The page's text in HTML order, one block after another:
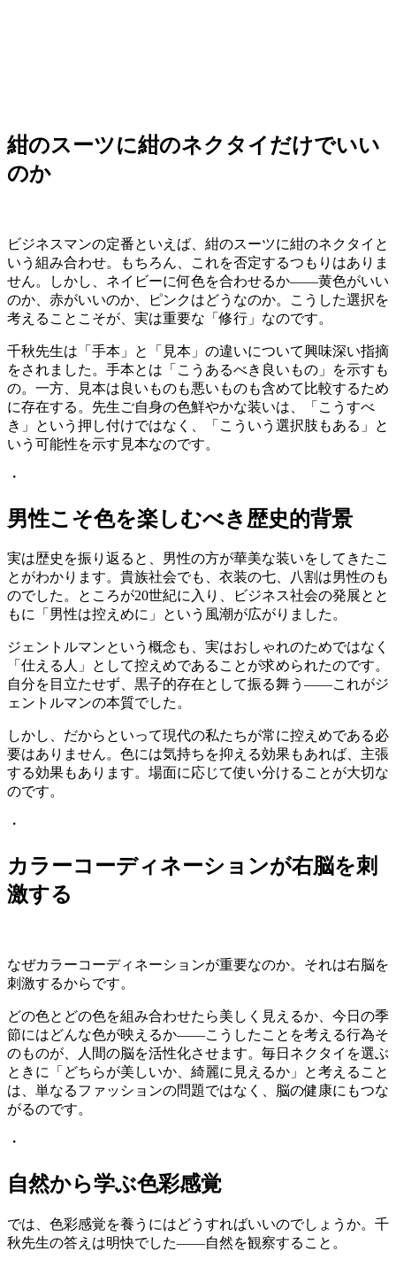
紺のスーツに紺のネクタイだけでいい
のか
ビジネスマンの定番といえば、紺のスーツに紺のネクタイと
いう組み合わせ。もちろん、これを否定するつもりはありま
せん。しかし、ネイビーに何色を合わせるか——黄色がいい
のか、赤がいいのか、ピンクはどうなのか。こうした選択を
考えることこそが、実は重要な「修行」なのです。
千秋先生は「手本」と「見本」の違いについて興味深い指摘
をされました。手本とは「こうあるべき良いもの」を示すも
の。一方、見本は良いものも悪いものも含めて比較するため
に存在する。先生ご自身の色鮮やかな装いは、「こうすべ
き」という押し付けではなく、「こういう選択肢もある」と
いう可能性を示す見本なのです。
・
男性こそ色を楽しむべき歴史的背景
実は歴史を振り返ると、男性の方が華美な装いをしてきたこ
とがわかります。貴族社会でも、衣装の七、八割は男性のも
のでした。ところが20世紀に入り、ビジネス社会の発展とと
もに「男性は控えめに」という風潮が広がりました。
ジェントルマンという概念も、実はおしゃれのためではなく
「仕える人」として控えめであることが求められたのです。
自分を目立たせず、黒子的存在として振る舞う——これがジ
ェントルマンの本質でした。
しかし、だからといって現代の私たちが常に控えめである必
要はありません。色には気持ちを抑える効果もあれば、主張
する効果もあります。場面に応じて使い分けることが大切な
のです。
・
カラーコーディネーションが右脳を刺
激する
なぜカラーコーディネーションが重要なのか。それは右脳を
刺激するからです。
どの色とどの色を組み合わせたら美しく見えるか、今日の季
節にはどんな色が映えるか——こうしたことを考える行為そ
のものが、人間の脳を活性化させます。毎日ネクタイを選ぶ
ときに「どちらが美しいか、綺麗に見えるか」と考えること
は、単なるファッションの問題ではなく、脳の健康にもつな
がるのです。
・
自然から学ぶ色彩感覚
では、色彩感覚を養うにはどうすればいいのでしょうか。千
秋先生の答えは明快でした——自然を観察すること。